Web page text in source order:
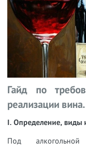
Гайд по
реализации вина.
I. Определение, виды
Под